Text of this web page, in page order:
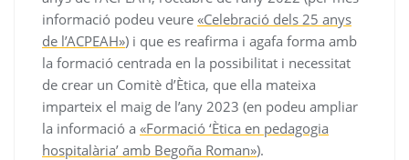
informació podeu veure «Celebració dels 25 anys
de l’ACPEAH») i que es reafirma i agafa forma amb
la formació centrada en la possibilitat i necessitat
de crear un Comitè d’Ètica, que ella mateixa
imparteix el maig de l’any 2023 (en podeu ampliar
la informació a «Formació ‘Ètica en pedagogia
hospitalària’ amb Begoña Roman»).